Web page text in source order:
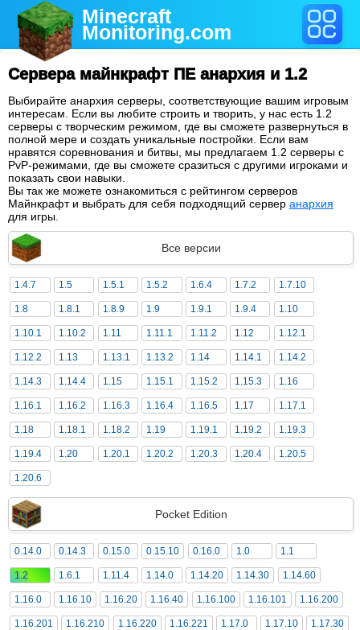
Minecraft
Monitoring.com
Сервера майнкрафт ПЕ анархия и 1.2
Выбирайте анархия серверы, соответствующие вашим игровым
интересам. Если вы любите строить и творить, у нас есть 1.2
серверы с творческим режимом, где вы сможете развернуться в
полной мере и создать уникальные постройки. Если вам
нравятся соревнования и битвы, мы предлагаем 1.2 серверы с
PvP-режимами, где вы сможете сразиться с другими игроками и
показать свои навыки.
Вы так же можете ознакомиться с рейтингом серверов
Майнкрафт и выбрать для себя подходящий сервер анархия
для игры.
Все версии
1.4.7 1.5 1.5.1 1.5.2 1.6.4 1.7.2 1.7.10
1.8 1.8.1 1.8.9 1.9 1.9.1 1.9.4 1.10
1.10.1 1.10.2 1.11 1.11.1 1.11.2 1.12 1.12.1
1.12.2 1.13 1.13.1 1.13.2 1.14 1.14.1 1.14.2
1.14.3 1.14.4 1.15 1.15.1 1.15.2 1.15.3 1.16
1.16.1 1.16.2 1.16.3 1.16.4 1.16.5 1.17 1.17.1
1.18 1.18.1 1.18.2 1.19 1.19.1 1.19.2 1.19.3
1.19.4 1.20 1.20.1 1.20.2 1.20.3 1.20.4 1.20.5
1.20.6
Pocket Edition
0.14.0 0.14.3 0.15.0 0.15.10 0.16.0 1.0 1.1
1.2 1.6.1 1.11.4 1.14.0 1.14.20 1.14.30 1.14.60
1.16.0 1.16.10 1.16.20 1.16.40 1.16.100 1.16.101 1.16.200
1.16.201 1.16.210 1.16.220 1.16.221 1.17.0 1.17.10 1.17.30